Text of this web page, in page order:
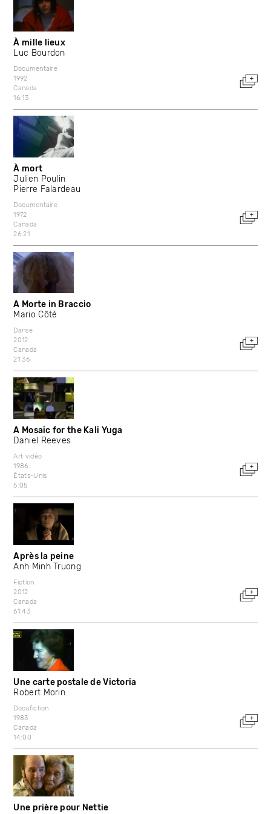
À mille lieux
Luc Bourdon
Documentaire
1992
Canada
16:13
À mort
Julien Poulin
Pierre Falardeau
Documentaire
1972
Canada
26:21
A Morte in Braccio
Mario Côté
Danse
2012
Canada
21:36
A Mosaic for the Kali Yuga
Daniel Reeves
Art vidéo
1986
États-Unis
5:05
Après la peine
Anh Minh Truong
Fiction
2012
Canada
61:43
Une carte postale de Victoria
Robert Morin
Docufiction
1983
Canada
14:00
Une prière pour Nettie